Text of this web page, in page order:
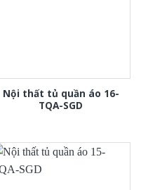
Nội thất tủ quần áo 16-
TQA-SGD